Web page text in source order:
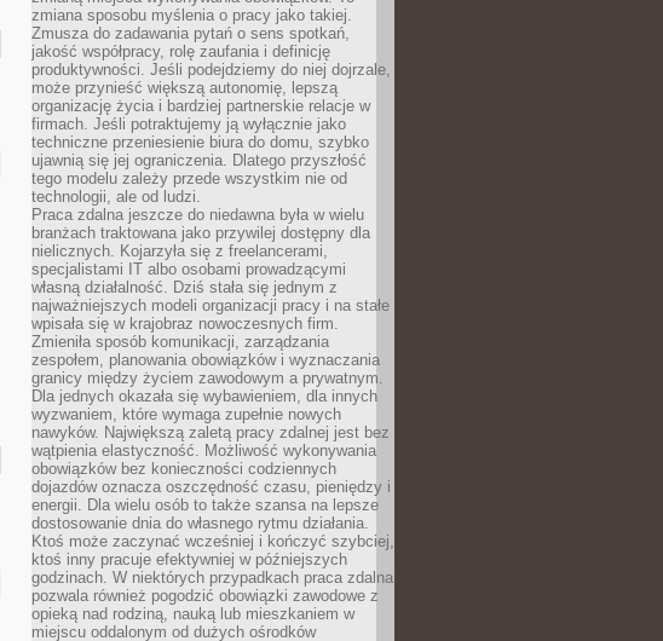
zmiana sposobu myślenia o pracy jako takiej.
Zmusza do zadawania pytań o sens spotkań,
jakość współpracy, rolę zaufania i definicję
produktywności. Jeśli podejdziemy do niej dojrzale,
może przynieść większą autonomię, lepszą
organizację życia i bardziej partnerskie relacje w
firmach. Jeśli potraktujemy ją wyłącznie jako
techniczne przeniesienie biura do domu, szybko
ujawnią się jej ograniczenia. Dlatego przyszłość
tego modelu zależy przede wszystkim nie od
technologii, ale od ludzi.
Praca zdalna jeszcze do niedawna była w wielu
branżach traktowana jako przywilej dostępny dla
nielicznych. Kojarzyła się z freelancerami,
specjalistami IT albo osobami prowadzącymi
własną działalność. Dziś stała się jednym z
najważniejszych modeli organizacji pracy i na stałe
wpisała się w krajobraz nowoczesnych firm.
Zmieniła sposób komunikacji, zarządzania
zespołem, planowania obowiązków i wyznaczania
granicy między życiem zawodowym a prywatnym.
Dla jednych okazała się wybawieniem, dla innych
wyzwaniem, które wymaga zupełnie nowych
nawyków. Największą zaletą pracy zdalnej jest bez
wątpienia elastyczność. Możliwość wykonywania
obowiązków bez konieczności codziennych
dojazdów oznacza oszczędność czasu, pieniędzy i
energii. Dla wielu osób to także szansa na lepsze
dostosowanie dnia do własnego rytmu działania.
Ktoś może zaczynać wcześniej i kończyć szybciej,
ktoś inny pracuje efektywniej w późniejszych
godzinach. W niektórych przypadkach praca zdalna
pozwala również pogodzić obowiązki zawodowe z
opieką nad rodziną, nauką lub mieszkaniem w
miejscu oddalonym od dużych ośrodków